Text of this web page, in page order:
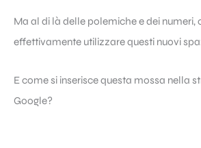
Ma al di là delle polemiche e dei numeri,
effettivamente utilizzare questi nuovi
E come si inserisce questa mossa nella
Google?